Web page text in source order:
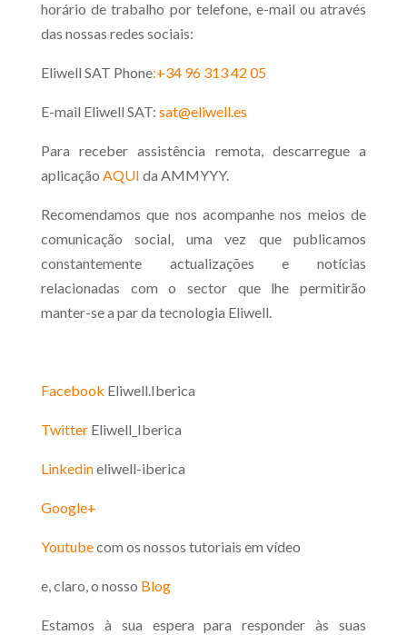
horário de trabalho por telefone, e-mail ou através
das nossas redes sociais:
Eliwell SAT Phone:+34 96 313 42 05
E-mail Eliwell SAT: sat@eliwell.es
Para receber assistência remota, descarregue a
aplicação AQUI da AMMYYY.
Recomendamos que nos acompanhe nos meios de
comunicação social, uma vez que publicamos
constantemente actualizações e notícias
relacionadas com o sector que lhe permitirão
manter-se a par da tecnologia Eliwell.
Facebook Eliwell.Iberica
TwitterEliwell_Iberica
Linkedineliwell-iberica
Google+
Youtubecom os nossos tutoriais em vídeo
e, claro, o nosso Blog
Estamos à sua espera para responder às suas